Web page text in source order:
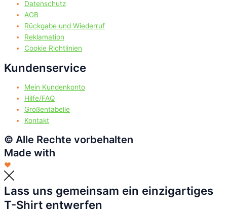
Datenschutz
AGB
Rückgabe und Wiederruf
Reklamation
Cookie Richtlinien
Kundenservice
Mein Kundenkonto
Hilfe/FAQ
Größentabelle
Kontakt
© Alle Rechte vorbehalten
Made with
❤
Lass uns gemeinsam ein einzigartiges
T-Shirt entwerfen